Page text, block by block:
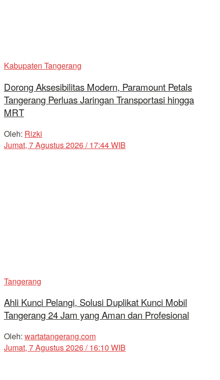
Kabupaten Tangerang
Dorong Aksesibilitas Modern, Paramount Petals
Tangerang Perluas Jaringan Transportasi hingga
MRT
Oleh: Rizki
Jumat, 7 Agustus 2026 / 17:44 WIB
Tangerang
Ahli Kunci Pelangi, Solusi Duplikat Kunci Mobil
Tangerang 24 Jam yang Aman dan Profesional
Oleh: wartatangerang.com
Jumat, 7 Agustus 2026 / 16:10 WIB